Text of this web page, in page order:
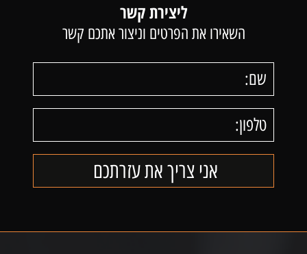
ליצירת קשר
השאירו את הפרטים וניצור אתכם קשר